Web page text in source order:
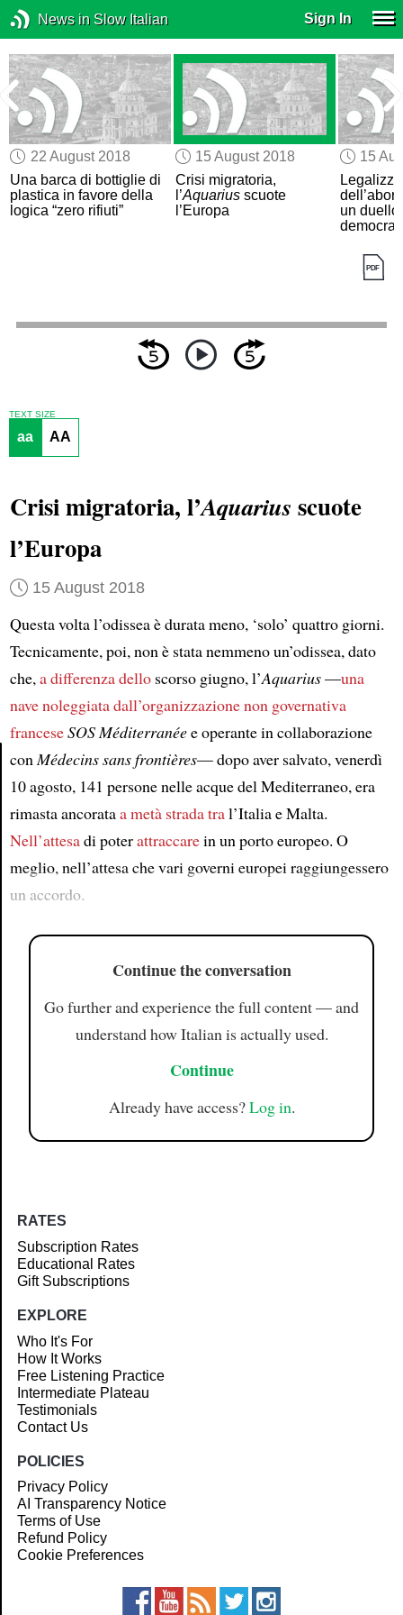
News in Slow Italian Sign In
22 August 2018
Una barca di bottiglie di
plastica in favore della
logica “zero rifiuti”
15 August 2018
Crisi migratoria,
l’Aquariusscuote
l’Europa
15
un duello
Article
TEXT SIZE
aa AA
Crisi migratoria, l’Aquarius scuote
l’Europa
15 August 2018
Questa volta l’odissea è durata meno, ‘solo’ quattro giorni.
Tecnicamente, poi, non è stata nemmeno un’odissea, dato
che,a differenza delloscorso giugno, l’Aquarius—una
nave noleggiata dall’organizzazione non governativa
franceseSOS Méditerranéee operante in collaborazione
conMédecins sans frontières— dopo aver salvato, venerdì
10 agosto, 141 persone nelle acque del Mediterraneo, era
rimasta ancorataa metà strada tral’Italia e Malta.
Nell’attesadi poterattraccarein un porto europeo. O
meglio, nell’attesa che vari governi europei raggiungessero
un accordo.
Continue the conversation
Go further and experience the full content — and
understand how Italian is actually used.
Continue
Already have access?Log in.
RATES
Subscription Rates
Educational Rates
Gift Subscriptions
EXPLORE
Who It's For
How It Works
Free Listening Practice
Intermediate Plateau
Testimonials
Contact Us
POLICIES
Privacy Policy
AI Transparency Notice
Terms of Use
Refund Policy
Cookie Preferences